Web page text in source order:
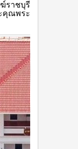
ราชบุรี
คุณพระ